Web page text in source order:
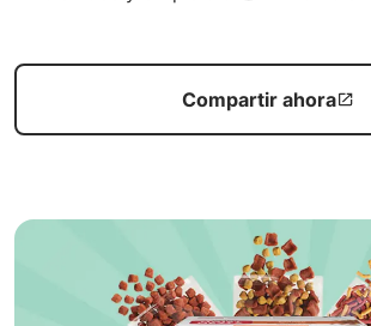
Compartir ahora